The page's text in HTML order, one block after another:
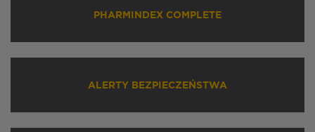
PHARMINDEX COMPLETE
ALERTY BEZPIECZEŃSTWA